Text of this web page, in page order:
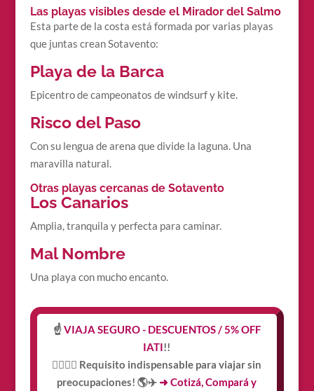
Las playas visibles desde el Mirador del Salmo
Esta parte de la costa está formada por varias playas
que juntas crean Sotavento:
Playa de la Barca
Epicentro de campeonatos de windsurf y kite.
Risco del Paso
Con su lengua de arena que divide la laguna. Una
maravilla natural.
Otras playas cercanas de Sotavento
Los Canarios
Amplia, tranquila y perfecta para caminar.
Mal Nombre
Una playa con mucho encanto.
☝️VIAJA SEGURO - DESCUENTOS / 5% OFF
IATI!!
👩‍⚕️👨‍⚕️ Requisito indispensable para viajar sin
preocupaciones! 🌎✈️ ➜ Cotizá, Compará y